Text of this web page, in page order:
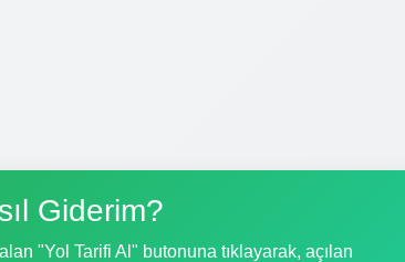
Giderim?
"Yol Tarifi Al" butonuna tıklayarak, açılan